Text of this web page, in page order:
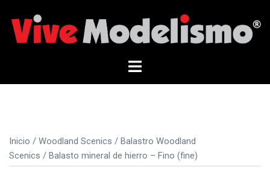
contenido
Alternar
Inicio / Woodland Scenics / Balastro Woodland
Scenics / Balasto mineral de hierro – Fino (fine)